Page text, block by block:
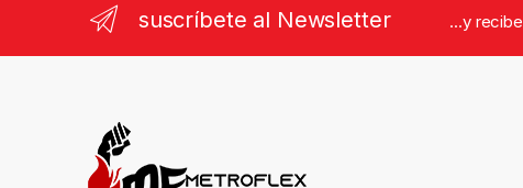
suscríbete al Newsletter ...y recibe